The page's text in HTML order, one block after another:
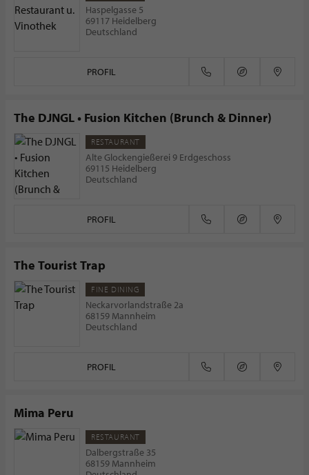
Haspelgasse 5
69117 Heidelberg
Deutschland
PROFIL
The DJNGL • Fusion Kitchen (Brunch & Dinner)
RESTAURANT
Alte Glockengießerei 9 Erdgeschoss
69115 Heidelberg
Deutschland
PROFIL
The Tourist Trap
FINE DINING
Neckarvorlandstraße 2a
68159 Mannheim
Deutschland
PROFIL
Mima Peru
RESTAURANT
Dalbergstraße 35
68159 Mannheim